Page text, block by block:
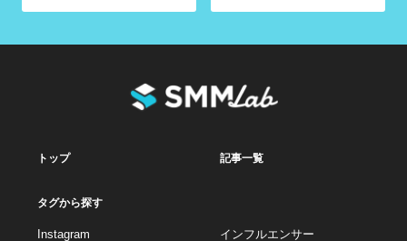
トップ 記事一覧
タグから探す
Instagram インフルエンサー